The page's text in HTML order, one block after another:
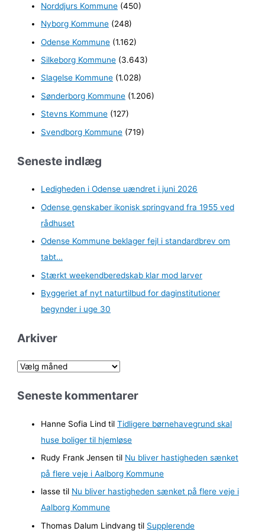
Norddjurs Kommune (450)
Nyborg Kommune (248)
Odense Kommune (1.162)
Silkeborg Kommune (3.643)
Slagelse Kommune (1.028)
Sønderborg Kommune (1.206)
Stevns Kommune (127)
Svendborg Kommune (719)
Seneste indlæg
Ledigheden i Odense uændret i juni 2026
Odense genskaber ikonisk springvand fra 1955 ved
rådhuset
Odense Kommune beklager fejl i standardbrev om
tabt…
Stærkt weekendberedskab klar mod larver
Byggeriet af nyt naturtilbud for daginstitutioner
begynder i uge 30
Arkiver
A
k
Seneste kommentarer
Hanne Sofia Lind tilTidligere børnehavegrund skal
huse boliger til hjemløse
Rudy Frank Jensen til Nu bliver hastigheden sænket
på flere veje i Aalborg Kommune
lasse til Nu bliver hastigheden sænket på flere veje i
Aalborg Kommune
Thomas Dalum Lindvang til Supplerende